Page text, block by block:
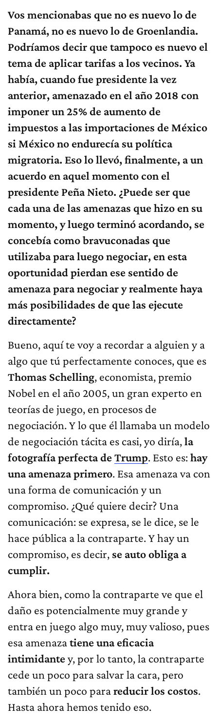
Vos mencionabas que no es nuevo lo de
Panamá, no es nuevo lo de Groenlandia.
Podríamos decir que tampoco es nuevo el
tema de aplicar tarifas a los vecinos. Ya
había, cuando fue presidente la vez
anterior, amenazado en el año 2018 con
imponer un 25% de aumento de
impuestos a las importaciones de México
si México no endurecía su política
migratoria. Eso lo llevó, finalmente, a un
acuerdo en aquel momento con el
presidente Peña Nieto. ¿Puede ser que
cada una de las amenazas que hizo en su
momento, y luego terminó acordando, se
concebía como bravuconadas que
utilizaba para luego negociar, en esta
oportunidad pierdan ese sentido de
amenaza para negociar y realmente haya
más posibilidades de que las ejecute
directamente?
Bueno, aquí te voy a recordar a alguien y a
algo que tú perfectamente conoces, que es
Thomas Schelling, economista, premio
Nobel en el año 2005, un gran experto en
teorías de juego, en procesos de
negociación. Y lo que él llamaba un modelo
de negociación tácita es casi, yo diría,la
fotografía perfecta deTrump. Esto es:hay
una amenaza primero. Esa amenaza va con
una forma de comunicación y un
compromiso. ¿Qué quiere decir? Una
comunicación: se expresa, se le dice, se le
hace pública a la contraparte. Y hay un
compromiso, es decir, se auto obliga a
cumplir.
Ahora bien, como la contraparte ve que el
daño es potencialmente muy grande y
entra en juego algo muy, muy valioso, pues
esa amenazatiene una eficacia
intimidantey, por lo tanto, la contraparte
cede un poco para salvar la cara, pero
también un poco parareducir los costos.
Hasta ahora hemos tenido eso.